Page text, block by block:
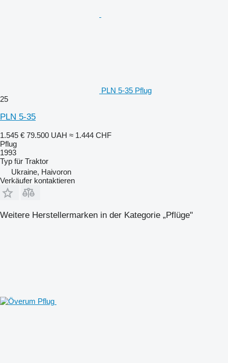
PLN 5-35 Pflug
25
PLN 5-35
1.545 € 79.500 UAH ≈ 1.444 CHF
Pflug
1993
Typ für Traktor
Ukraine, Haivoron
Verkäufer kontaktieren
Weitere Herstellermarken in der Kategorie „Pflüge"